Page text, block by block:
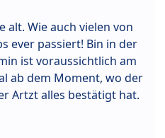
alt. Wie auch vielen von
ever passiert! Bin in der
ist voraussichtlich am
ab dem Moment, wo der
Artzt alles bestätigt hat.